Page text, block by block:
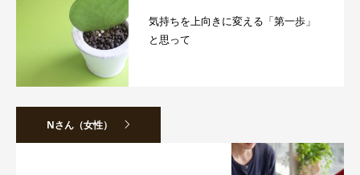
気持ちを上向きに変える「第一歩」
と思って
Nさん（女性）